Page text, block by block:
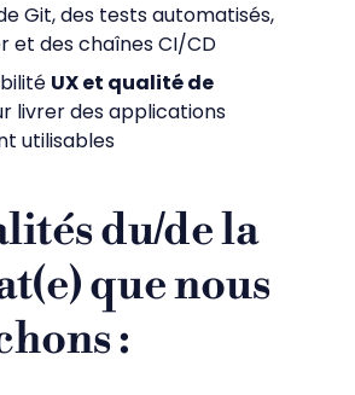
Git, des tests automatisés,
et des chaînes CI/CD
UX et qualité de
livrer des applications
utilisables
du/de la
que nous
: